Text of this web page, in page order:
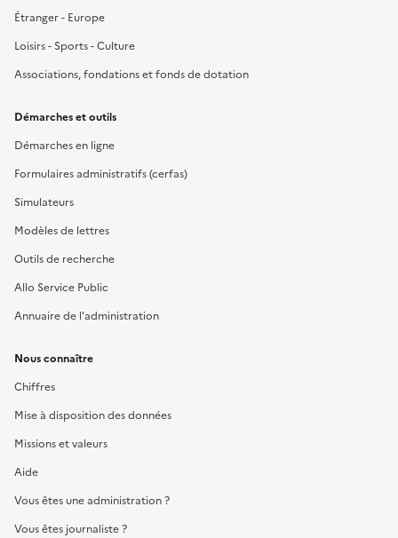
Étranger - Europe
Loisirs - Sports - Culture
Associations, fondations et fonds de dotation
Démarches et outils
Démarches en ligne
Formulaires administratifs (cerfas)
Simulateurs
Modèles de lettres
Outils de recherche
Allo Service Public
Annuaire de l'administration
Nous connaître
Chiffres
Mise à disposition des données
Missions et valeurs
Aide
Vous êtes une administration ?
Vous êtes journaliste ?